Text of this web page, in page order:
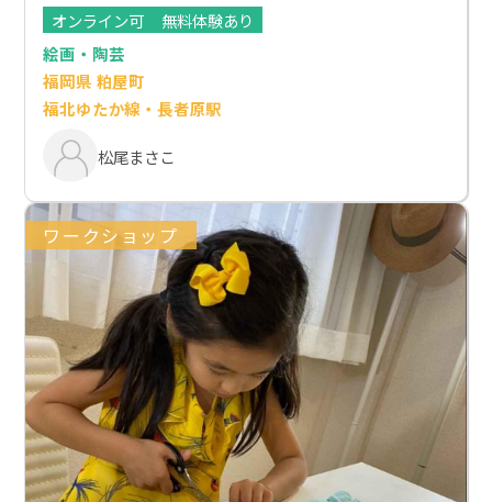
オンライン可
無料体験あり
絵画・陶芸
福岡県 粕屋町
福北ゆたか線・長者原駅
松尾まさこ
ワークショップ